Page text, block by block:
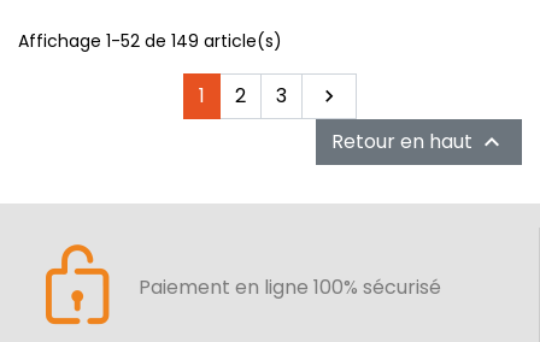
Affichage 1-52 de 149 article(s)
1 2 3 Suivant

Retour en haut 
Paiement en ligne 100% sécurisé